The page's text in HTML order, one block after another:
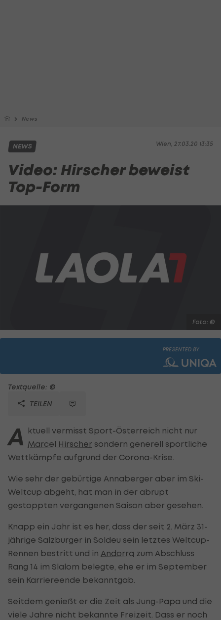
News
Wien, 27.03.20 13:35
NEWS
Video: Hirscher beweist
Top-Form
Foto: ©
PRESENTED BY
Textquelle: ©
TEILEN
A ktuell vermisst Sport-Österreich nicht nur
Marcel Hirscher sondern generell sportliche
Wettkämpfe aufgrund der Corona-Krise.
Wie sehr der gebürtige Annaberger aber im Ski-
Weltcup abgeht, hat man in der abrupt
gestoppten vergangenen Saison aber gesehen.
Knapp ein Jahr ist es her, dass der seit 2. März 31-
jährige Salzburger in Soldeu sein letztes Weltcup-
Rennen bestritt und in Andorra zum Abschluss
Rang 14 im Slalom belegte, ehe er im September
sein Karriereende bekanntgab.
Seitdem genießt er die Zeit als Jung-Papa und die
viele Jahre nicht bekannte Freizeit. Dass er noch